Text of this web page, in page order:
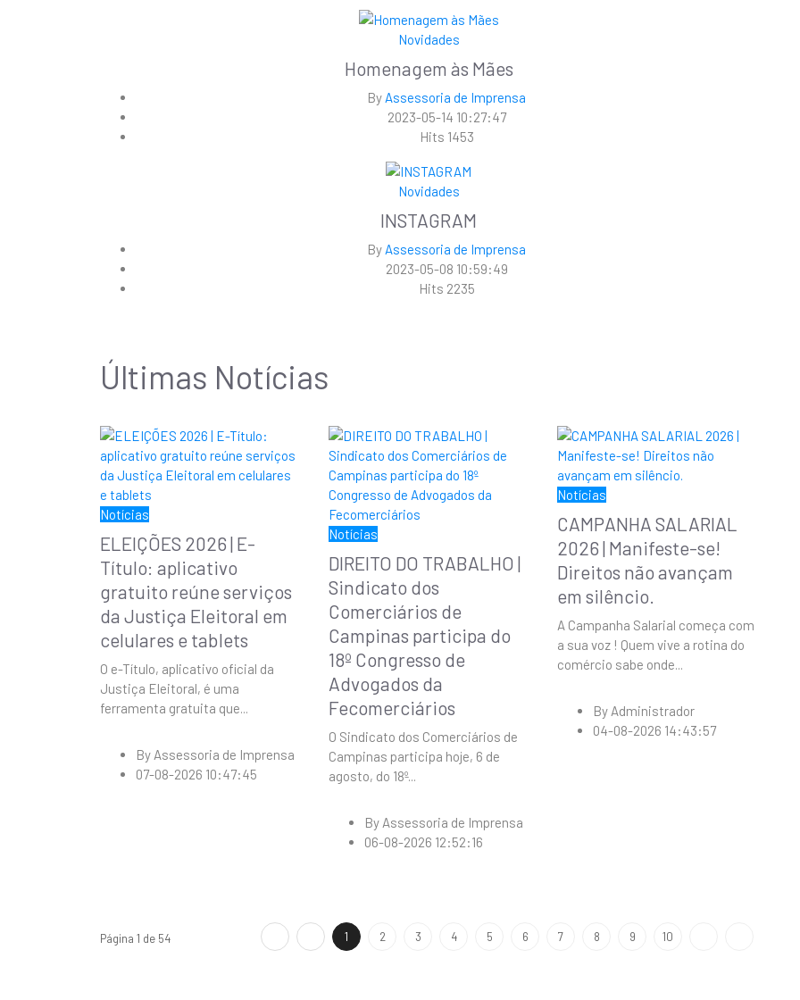
Novidades
Homenagem às Mães
By Assessoria de Imprensa
2023-05-14 10:27:47
Hits 1453
Novidades
INSTAGRAM
By Assessoria de Imprensa
2023-05-08 10:59:49
Hits 2235
Últimas Notícias
Notícias
ELEIÇÕES 2026 | E-
Título: aplicativo
gratuito reúne serviços
da Justiça Eleitoral em
celulares e tablets
O e-Título, aplicativo oficial da
Justiça Eleitoral, é uma
ferramenta gratuita que...
By Assessoria de Imprensa
07-08-2026 10:47:45
Notícias
DIREITO DO TRABALHO |
Sindicato dos
Comerciários de
Campinas participa do
18º Congresso de
Advogados da
Fecomerciários
O Sindicato dos Comerciários de
Campinas participa hoje, 6 de
agosto, do 18º...
By Assessoria de Imprensa
06-08-2026 12:52:16
Notícias
CAMPANHA SALARIAL
2026 | Manifeste-se!
Direitos não avançam
em silêncio.
A Campanha Salarial começa com
a sua voz ! Quem vive a rotina do
comércio sabe onde...
By Administrador
04-08-2026 14:43:57
1 2 3 4 5 6 7 8 9 10
Página 1 de 54